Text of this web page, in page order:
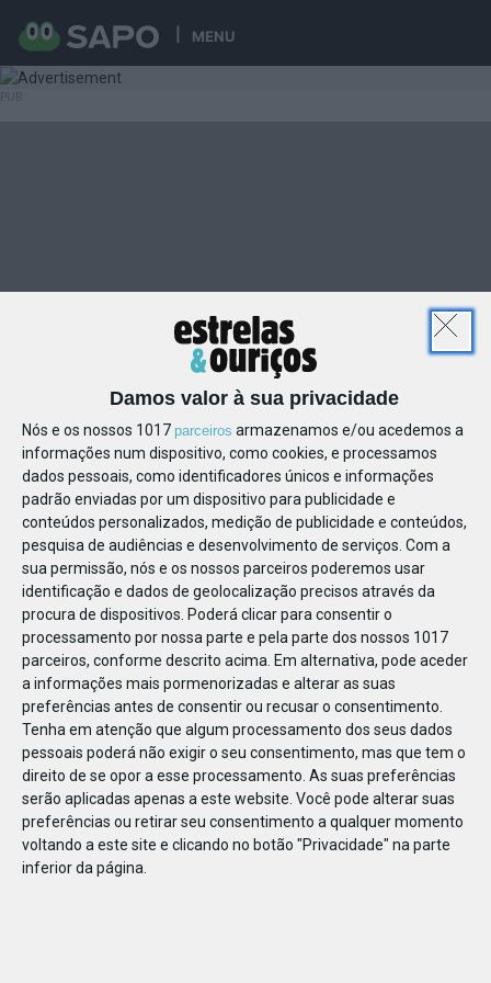
MENU
Damos valor à sua privacidade
Nós e os nossos 1017 parceiros armazenamos e/ou acedemos a
informações num dispositivo, como cookies, e processamos
dados pessoais, como identificadores únicos e informações
padrão enviadas por um dispositivo para publicidade e
conteúdos personalizados, medição de publicidade e conteúdos,
pesquisa de audiências e desenvolvimento de serviços. Com a
sua permissão, nós e os nossos parceiros poderemos usar
identificação e dados de geolocalização precisos através da
procura de dispositivos. Poderá clicar para consentir o
processamento por nossa parte e pela parte dos nossos 1017
parceiros, conforme descrito acima. Em alternativa, pode aceder
a informações mais pormenorizadas e alterar as suas
preferências antes de consentir ou recusar o consentimento.
Tenha em atenção que algum processamento dos seus dados
pessoais poderá não exigir o seu consentimento, mas que tem o
direito de se opor a esse processamento. As suas preferências
serão aplicadas apenas a este website. Você pode alterar suas
preferências ou retirar seu consentimento a qualquer momento
voltando a este site e clicando no botão "Privacidade" na parte
inferior da página.
712061910791633